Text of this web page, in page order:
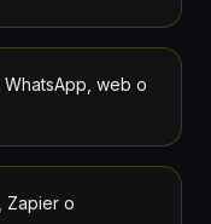
web o
Zapier o